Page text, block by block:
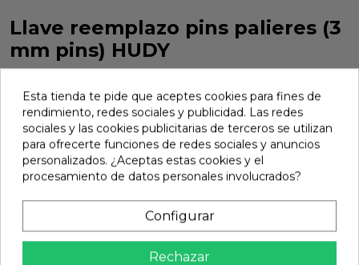
Llave reemplazo pins palieres (3
mm pins) HUDY
106000.
Marca: Hudy Ref:
137,47 €
Añadir
En stock
Esta tienda te pide que aceptes cookies para fines de
rendimiento, redes sociales y publicidad. Las redes
sociales y las cookies publicitarias de terceros se utilizan
para ofrecerte funciones de redes sociales y anuncios
personalizados. ¿Aceptas estas cookies y el
procesamiento de datos personales involucrados?
Configurar
Rechazar